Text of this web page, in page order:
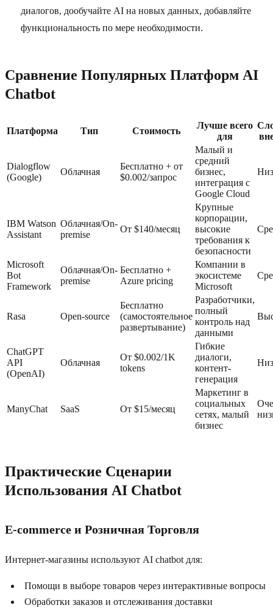
диалогов, дообучайте AI на новых данных, добавляйте
функциональность по мере необходимости.
Сравнение Популярных Платформ AI
Chatbot
Платформа Тип Стоимость
Лучше всего
для
Dialogflow
(Google)
Облачная
Бесплатно + от
$0.002/запрос
Малый и
средний
бизнес,
интеграция с
Google Cloud
IBM Watson
Assistant
Облачная/On-
premise
От $140/месяц
Крупные
корпорации,
высокие
требования к
безопасности
Microsoft
Bot
Framework
Облачная/On-
premise
Бесплатно +
Azure pricing
Компании в
экосистеме
Microsoft
Rasa Open-source
Бесплатно
(самостоятельное
развертывание)
Разработчики,
полный
контроль над
данными
ChatGPT
API
(OpenAI)
Облачная
От $0.002/1K
tokens
Гибкие
диалоги,
контент-
генерация
ManyChat SaaS От $15/месяц
Маркетинг в
социальных
сетях, малый
бизнес
Практические Сценарии
Использования AI Chatbot
E-commerce и Розничная Торговля
Интернет-магазины используют AI chatbot для:
Помощи в выборе товаров через интерактивные вопросы
Обработки заказов и отслеживания доставки